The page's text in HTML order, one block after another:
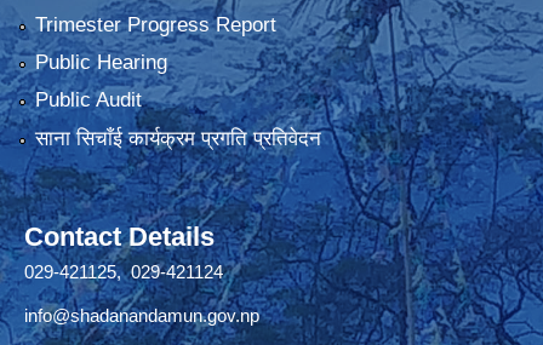
Trimester Progress Report
Public Hearing
Public Audit
साना सिचाँई कार्यक्रम प्रगति प्रतिवेदन
Contact Details
029-421125, 029-421124
info@shadanandamun.gov.np